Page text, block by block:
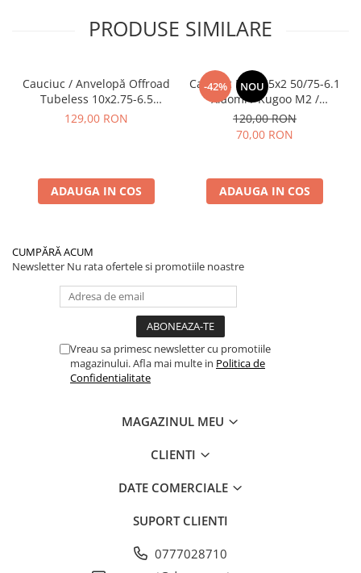
PRODUSE SIMILARE
Cauciuc / Anvelopă Offroad
Tubeless 10x2.75-6.5
KuKirin G2/G2 Master 2025
129,00 RON
ADAUGA IN COS
-42% NOU
Cauciuc Plin 8.5x2 50/75-6.1
Xiaomi / Kugoo M2 /
Ducati/Evergreen/Motus/
120,00 RON
70,00 RON
ADAUGA IN COS
CUMPĂRĂ ACUM
Newsletter Nu rata ofertele si promotiile noastre
Vreau sa primesc newsletter cu promotiile
magazinului. Afla mai multe in Politica de
Confidentialitate
MAGAZINUL MEU
CLIENTI
DATE COMERCIALE
SUPORT CLIENTI
0777028710